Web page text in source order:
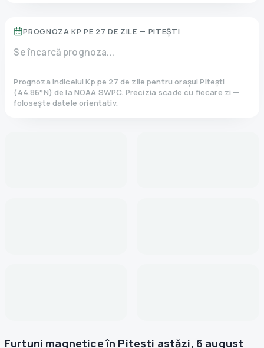
PROGNOZA KP PE 27 DE ZILE — PITEȘTI
Se încarcă prognoza...
Prognoza indicelui Kp pe 27 de zile pentru orașul Pitești
(44.86°N)de la NOAA SWPC. Precizia scade cu fiecare zi —
folosește datele orientativ.
Furtuni magnetice în Pitești astăzi, 6 august